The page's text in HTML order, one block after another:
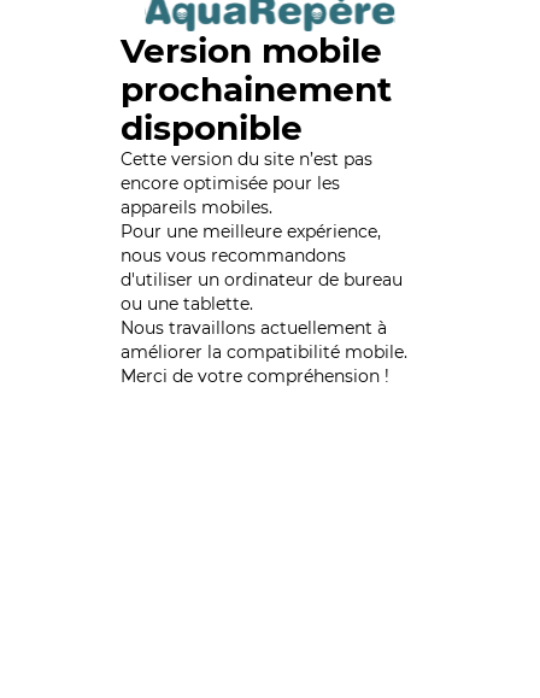
Version mobile
prochainement
disponible
Cette version du site n’est pas
encore optimisée pour les
appareils mobiles.
Pour une meilleure expérience,
nous vous recommandons
d'utiliser un ordinateur de bureau
ou une tablette.
Nous travaillons actuellement à
améliorer la compatibilité mobile.
Merci de votre compréhension !